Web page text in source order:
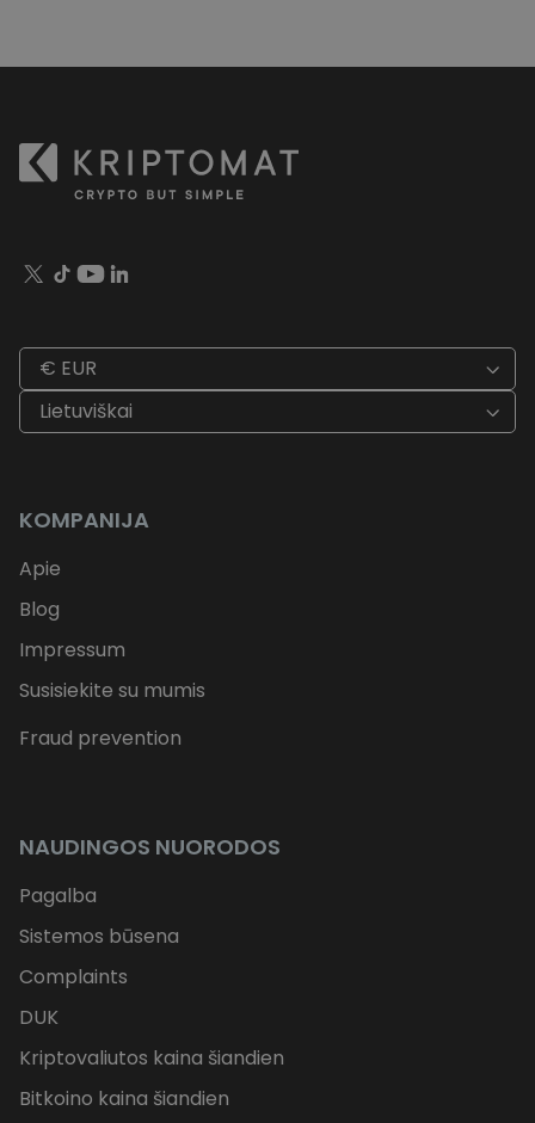
€ EUR
Lietuviškai
KOMPANIJA
Apie
Blog
Impressum
Susisiekite su mumis
Fraud prevention
NAUDINGOS NUORODOS
Pagalba
Sistemos būsena
Complaints
DUK
Kriptovaliutos kaina šiandien
Bitkoino kaina šiandien